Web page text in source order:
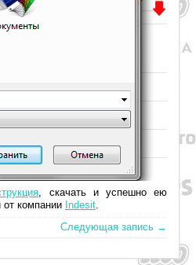
, скачать и успешно ею
компании Indesit.
Следующая запись →